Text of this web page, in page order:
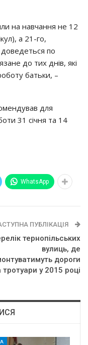
на навчання не 12
а 21-го,
по
до тих днів, які
батьки, –
для
31 січня та 14
WhatsApp
ПУБЛІКАЦІЯ
тернопільських
вулиць, де
дороги
тротуари у 2015 році